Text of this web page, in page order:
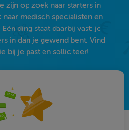
zijn op zoek naar starters in
naar medisch specialisten en
ding staat daarbij vast: je
in dan je gewend bent. Vind
bij je past en solliciteer!